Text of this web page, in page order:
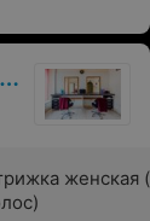
женская